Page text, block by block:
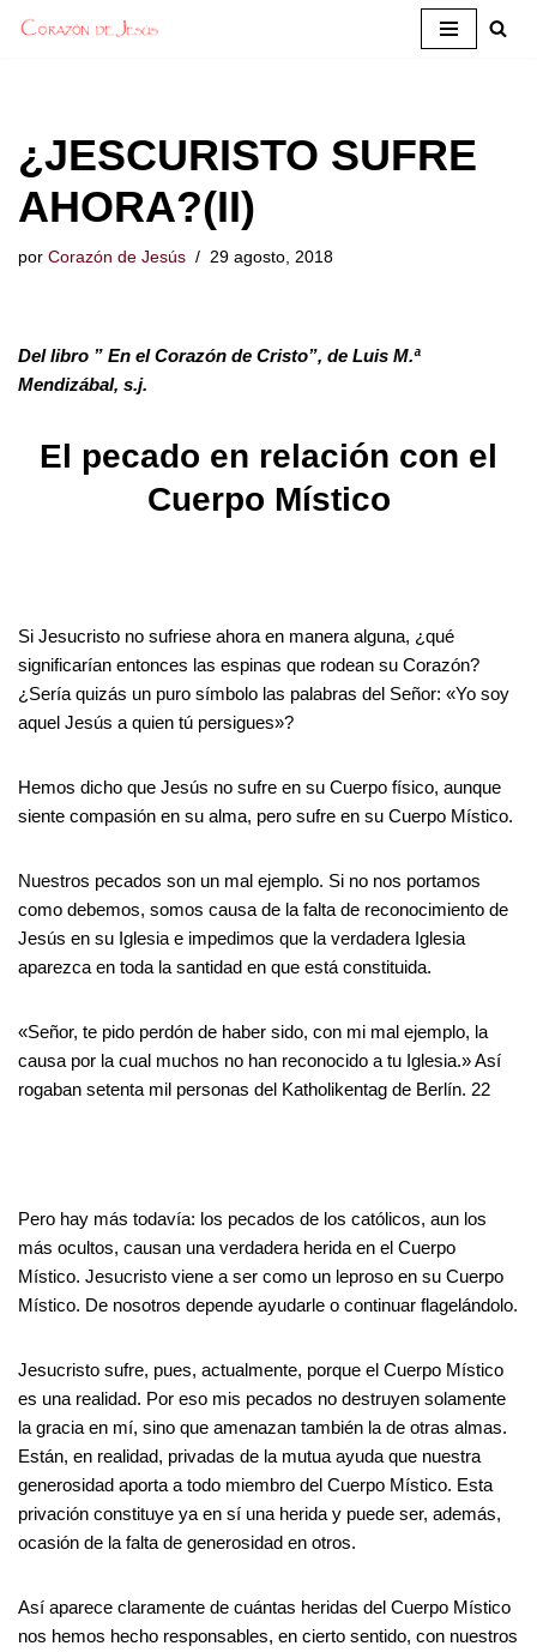
¿JESCURISTO SUFRE
AHORA?(II)
por Corazón de Jesús 29 agosto, 2018
Del libro ” En el Corazón de Cristo”, de Luis M.ª
Mendizábal, s.j.
El pecado en relación con el
Cuerpo Místico
Si Jesucristo no sufriese ahora en manera alguna, ¿qué
significarían entonces las espinas que rodean su Corazón?
¿Sería quizás un puro símbolo las palabras del Señor: «Yo soy
aquel Jesús a quien tú persigues»?
Hemos dicho que Jesús no sufre en su Cuerpo físico, aunque
siente compasión en su alma, pero sufre en su Cuerpo Místico.
Nuestros pecados son un mal ejemplo. Si no nos portamos
como debemos, somos causa de la falta de reconocimiento de
Jesús en su Iglesia e impedimos que la verdadera Iglesia
aparezca en toda la santidad en que está constituida.
«Señor, te pido perdón de haber sido, con mi mal ejemplo, la
causa por la cual muchos no han reconocido a tu Iglesia.» Así
rogaban setenta mil personas del Katholikentag de Berlín. 22
Pero hay más todavía: los pecados de los católicos, aun los
más ocultos, causan una verdadera herida en el Cuerpo
Místico. Jesucristo viene a ser como un leproso en su Cuerpo
Místico. De nosotros depende ayudarle o continuar flagelándolo.
Jesucristo sufre, pues, actualmente, porque el Cuerpo Místico
es una realidad. Por eso mis pecados no destruyen solamente
la gracia en mí, sino que amenazan también la de otras almas.
Están, en realidad, privadas de la mutua ayuda que nuestra
generosidad aporta a todo miembro del Cuerpo Místico. Esta
privación constituye ya en sí una herida y puede ser, además,
ocasión de la falta de generosidad en otros.
Así aparece claramente de cuántas heridas del Cuerpo Místico
nos hemos hecho responsables, en cierto sentido, con nuestros